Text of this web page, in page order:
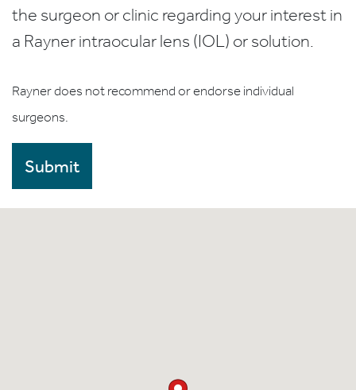
the surgeon or clinic regarding your interest in
a Rayner intraocular lens (IOL) or solution.
Rayner does not recommend or endorse individual
surgeons.